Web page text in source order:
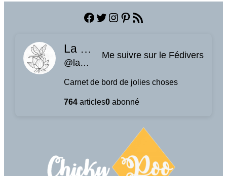
Facebook
Twitter
Instagram
Pinterest
Flux RSS
La planque à libellules
@laplanquealibellules.fr@www.laplanquealibellules.fr
Me suivre sur le Fédivers
Carnet de bord de jolies choses
764 articles0 abonné